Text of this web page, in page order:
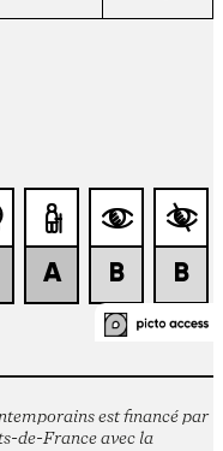
est financé par
de-France avec la